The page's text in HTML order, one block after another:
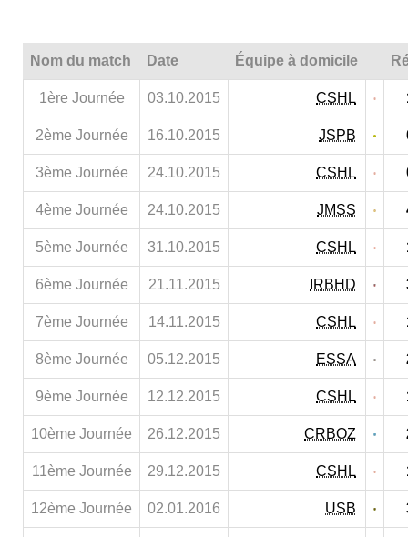
Nom du match Date Équipe à domicile
1ère Journée 03.10.2015 CSHL
2ème Journée 16.10.2015 JSPB
3ème Journée 24.10.2015 CSHL
4ème Journée 24.10.2015 JMSS
5ème Journée 31.10.2015 CSHL
6ème Journée 21.11.2015 IRBHD
7ème Journée 14.11.2015 CSHL
8ème Journée 05.12.2015 ESSA
9ème Journée 12.12.2015 CSHL
10ème Journée 26.12.2015 CRBOZ
11ème Journée 29.12.2015 CSHL
12ème Journée 02.01.2016 USB